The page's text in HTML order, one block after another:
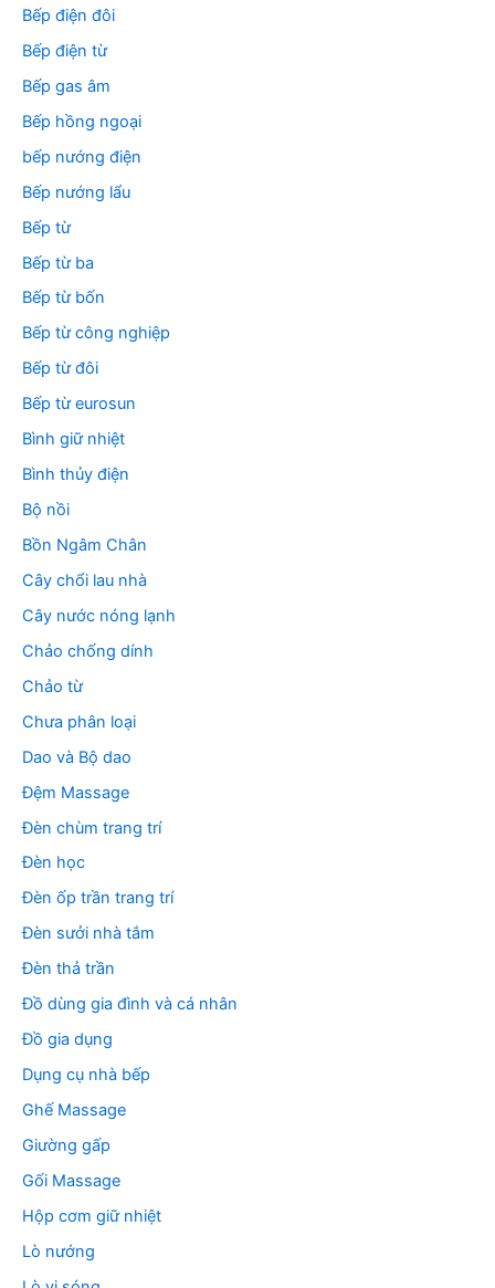
Bếp điện đôi
Bếp điện từ
Bếp gas âm
Bếp hồng ngoại
bếp nướng điện
Bếp nướng lẩu
Bếp từ
Bếp từ ba
Bếp từ bốn
Bếp từ công nghiệp
Bếp từ đôi
Bếp từ eurosun
Bình giữ nhiệt
Bình thủy điện
Bộ nồi
Bồn Ngâm Chân
Cây chổi lau nhà
Cây nước nóng lạnh
Chảo chống dính
Chảo từ
Chưa phân loại
Dao và Bộ dao
Đệm Massage
Đèn chùm trang trí
Đèn học
Đèn ốp trần trang trí
Đèn sưởi nhà tắm
Đèn thả trần
Đồ dùng gia đình và cá nhân
Đồ gia dụng
Dụng cụ nhà bếp
Ghế Massage
Giường gấp
Gối Massage
Hộp cơm giữ nhiệt
Lò nướng